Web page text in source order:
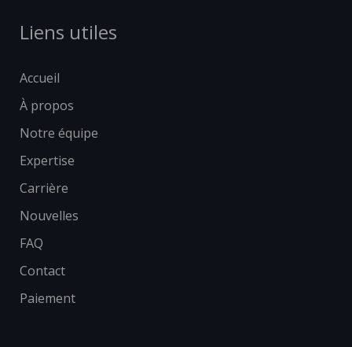
Liens utiles
Accueil
À propos
Notre équipe
Expertise
Carrière
Nouvelles
FAQ
Contact
Paiement